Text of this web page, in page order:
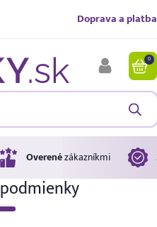
Doprava a platba
0
Overenézákazníkmi
podmienky